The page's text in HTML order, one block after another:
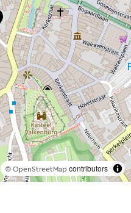
© OpenStreetMap contributors